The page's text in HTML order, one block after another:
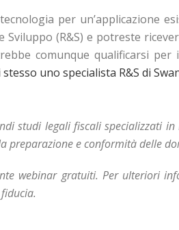
per un’applicazione
Sviluppo (R&S) e potreste
comunque qualificarsi
uno specialista R&S di
studi legali fiscali specializzati
preparazione e conformità delle
webinar gratuiti. Per ulteriori